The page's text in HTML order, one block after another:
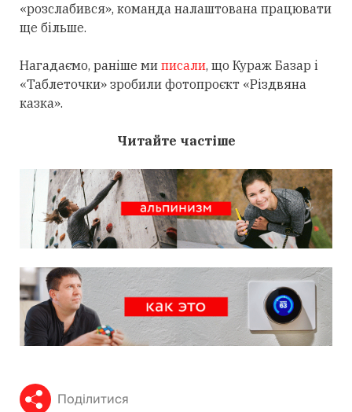
«розслабився», команда налаштована працювати
ще більше.
Нагадаємо, раніше ми писали, що Кураж Базар і
«Таблеточки» зробили фотопроєкт «Різдвяна
казка».
Читайте частіше
Поділитися